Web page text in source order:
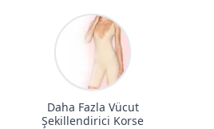
Daha Fazla Vücut
Şekillendirici Korse